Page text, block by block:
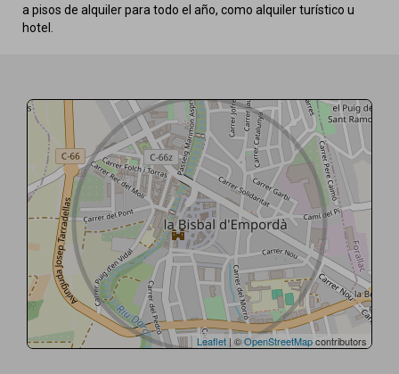
a pisos de alquiler para todo el año, como alquiler turístico u
hotel.
Leaflet | ©OpenStreetMapcontributors